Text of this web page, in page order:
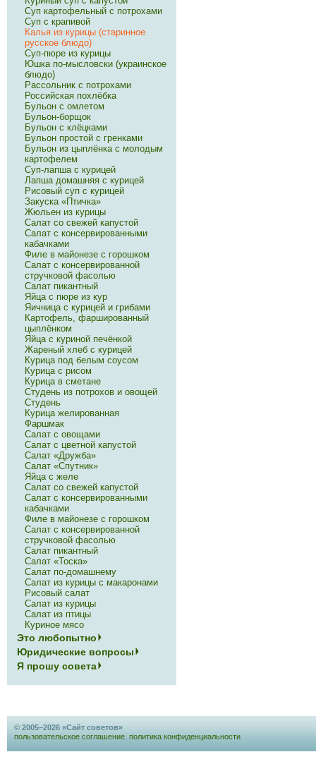
Суп картофельный с потрохами
Суп с крапивой
Калья из курицы (старинное
русское блюдо)
Суп-пюре из курицы
Юшка по-мысловски (украинское
блюдо)
Рассольник с потрохами
Российская похлёбка
Бульон с омлетом
Бульон-борщок
Бульон с клёцками
Бульон простой с гренками
Бульон из цыплёнка с молодым
картофелем
Суп-лапша с курицей
Лапша домашняя с курицей
Рисовый суп с курицей
Закуска «Птичка»
Жюльен из курицы
Салат со свежей капустой
Салат с консервированными
кабачками
Филе в майонезе с горошком
Салат с консервированной
стручковой фасолью
Салат пикантный
Яйца с пюре из кур
Яичница с курицей и грибами
Картофель, фаршированный
цыплёнком
Яйца с куриной печёнкой
Жареный хлеб с курицей
Курица под белым соусом
Курица с рисом
Курица в сметане
Студень из потрохов и овощей
Студень
Курица желированная
Фаршмак
Салат с овощами
Салат с цветной капустой
Салат «Дружба»
Салат «Спутник»
Яйца с желе
Салат со свежей капустой
Салат с консервированными
кабачками
Филе в майонезе с горошком
Салат с консервированной
стручковой фасолью
Салат пикантный
Салат «Тоска»
Салат по-домашнему
Салат из курицы с макаронами
Рисовый салат
Салат из курицы
Салат из птицы
Куриное мясо
Это любопытно
Юридические вопросы
Я прошу совета
© 2005–2026 «Сайт советов»
пользовательское соглашение политика конфиденциальности